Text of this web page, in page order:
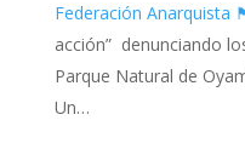
Federación Anarquista
acción” denunciando
Parque Natural de
Un…